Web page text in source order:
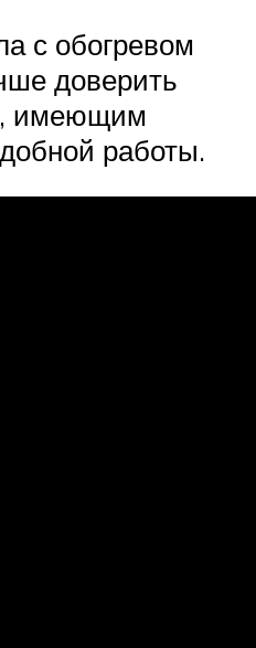
с обогревом
доверить
имеющим
работы.